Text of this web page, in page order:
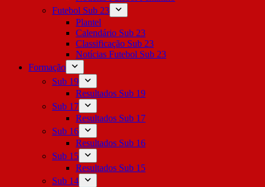
Futebol Sub 23
Plantel
Calendário Sub 23
Classificação Sub 23
Notícias Futebol Sub 23
Formação
Sub 19
Resultados Sub 19
Sub 17
Resultados Sub 17
Sub 16
Resultados Sub 16
Sub 15
Resultados Sub 15
Sub 14